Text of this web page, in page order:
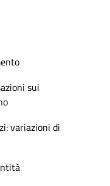
sui
variazioni di